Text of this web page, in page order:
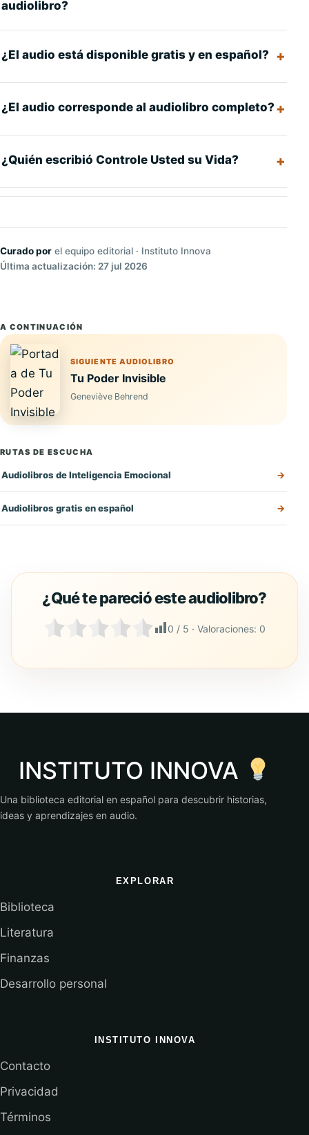
audiolibro?
¿El audio está disponible gratis y en español?
¿El audio corresponde al audiolibro completo?
¿Quién escribió Controle Usted su Vida?
Curado por el equipo editorial · Instituto Innova
Última actualización: 27 jul 2026
A CONTINUACIÓN
SIGUIENTE AUDIOLIBRO
Tu Poder Invisible
Geneviève Behrend
RUTAS DE ESCUCHA
Audiolibros de Inteligencia Emocional
Audiolibros gratis en español
0 / 5 · Valoraciones: 0
INSTITUTO INNOVA
Una biblioteca editorial en español para descubrir historias,
ideas y aprendizajes en audio.
EXPLORAR
Biblioteca
Literatura
Finanzas
Desarrollo personal
INSTITUTO INNOVA
Contacto
Privacidad
Términos